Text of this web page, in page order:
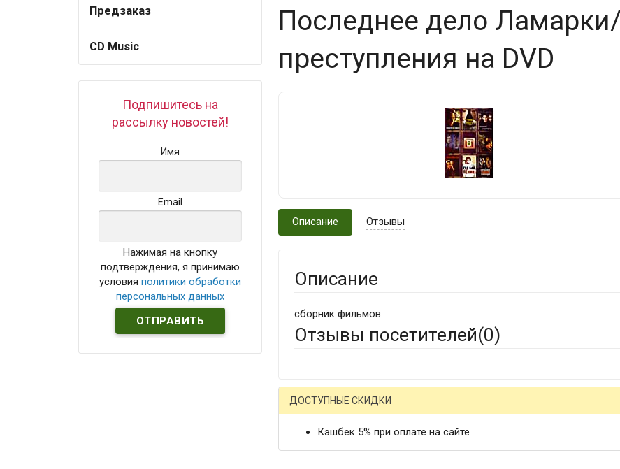
Предзаказ
CD Music
Подпишитесь на
рассылку новостей!
Имя
Email
Нажимая на кнопку
подтверждения, я принимаю
условияполитики обработки
персональных данных
Последнее дело
преступления на DVD
Описание Отзывы
Описание
сборник фильмов
Отзывы посетителей(0)
ДОСТУПНЫЕ СКИДКИ
Кэшбек 5% при оплате на сайте